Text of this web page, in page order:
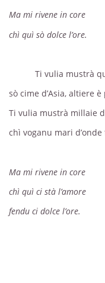
Ma mi rivene in core
chì quì sò dolce l’ore.
Ti vulia mustrà
sò cime d’Asia, altiere
Ti vulia mustrà millaie
chì voganu mari
Ma mi rivene in core
chì quì ci stà l’amore
fendu ci dolce l’ore.